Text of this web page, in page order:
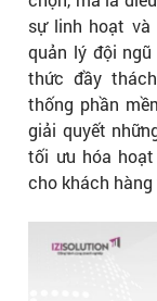
sự linh hoạt và
quản lý đội
thức đầy
thống phần
giải quyết
tối ưu hóa
cho khách